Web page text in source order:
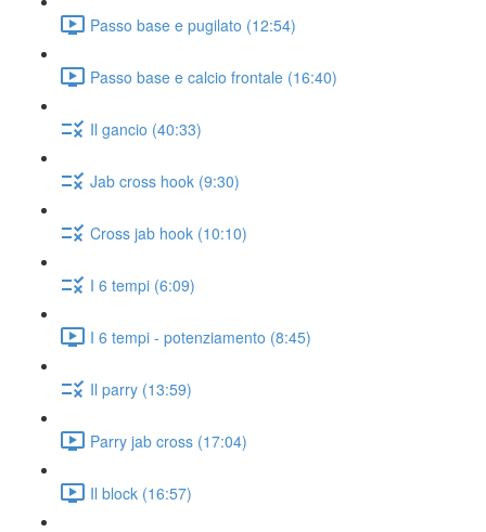
Passo base e pugilato (12:54)
Passo base e calcio frontale (16:40)
Il gancio (40:33)
Jab cross hook (9:30)
Cross jab hook (10:10)
I 6 tempi (6:09)
I 6 tempi - potenziamento (8:45)
Il parry (13:59)
Parry jab cross (17:04)
Il block (16:57)